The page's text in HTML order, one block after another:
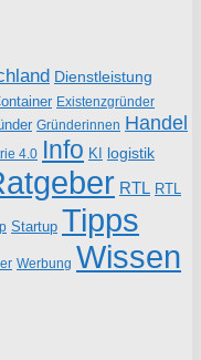
Dienstleistung
Existenzgründer
Gründerinnen Handel
4.0 Info KI logistik
RTL RTL
Startup Tipps
Werbung Wissen